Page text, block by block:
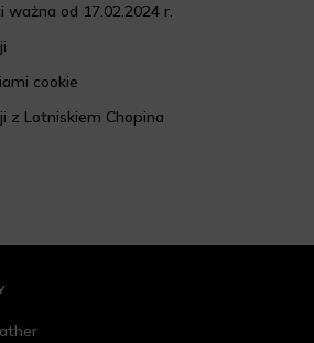
od 17.02.2024 r.
cookie
z Lotniskiem Chopina